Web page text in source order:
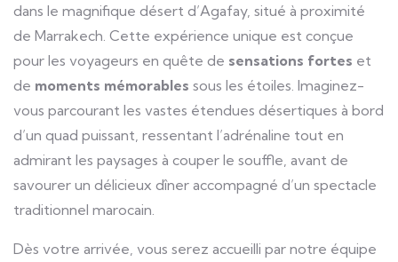
dans le magnifique désert d’Agafay, situé à proximité
de Marrakech. Cette expérience unique est conçue
pour les voyageurs en quête de sensations fortes et
de moments mémorables sous les étoiles. Imaginez-
vous parcourant les vastes étendues désertiques à bord
d’un quad puissant, ressentant l’adrénaline tout en
admirant les paysages à couper le souffle, avant de
savourer un délicieux dîner accompagné d’un spectacle
traditionnel marocain.
Dès votre arrivée, vous serez accueilli par notre équipe